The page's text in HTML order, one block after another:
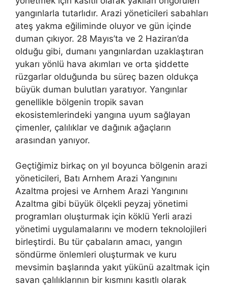
yangınlarla tutarlıdır. Arazi yöneticileri sabahları
ateş yakma eğiliminde oluyor ve gün içinde
duman çıkıyor. 28 Mayıs’ta ve 2 Haziran’da
olduğu gibi, dumanı yangınlardan uzaklaştıran
yukarı yönlü hava akımları ve orta şiddette
rüzgarlar olduğunda bu süreç bazen oldukça
büyük duman bulutları yaratıyor. Yangınlar
genellikle bölgenin tropik savan
ekosistemlerindeki yangına uyum sağlayan
çimenler, çalılıklar ve dağınık ağaçların
arasından yanıyor.
Geçtiğimiz birkaç on yıl boyunca bölgenin arazi
yöneticileri, Batı Arnhem Arazi Yangınını
Azaltma projesi ve Arnhem Arazi Yangınını
Azaltma gibi büyük ölçekli peyzaj yönetimi
programları oluşturmak için köklü Yerli arazi
yönetimi uygulamalarını ve modern teknolojileri
birleştirdi. Bu tür çabaların amacı, yangın
söndürme önlemleri oluşturmak ve kuru
mevsimin başlarında yakıt yükünü azaltmak için
savan çalılıklarının bir kısmını kasıtlı olarak